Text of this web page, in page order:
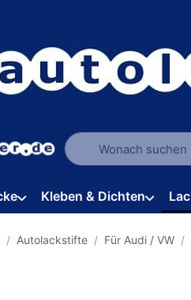
Geben Sie einen
Kleben & Dichten
Autolackstifte Für Audi / VW